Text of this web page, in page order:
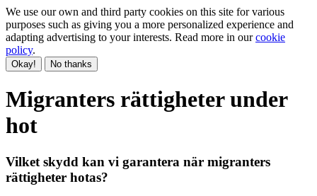
We use our own and third party cookies on this site for various
purposes such as giving you a more personalized experience and
adapting advertising to your interests. Read more in ourcookie
policy.
Okay! No thanks
Migranters rättigheter under
hot
Vilket skydd kan vi garantera när migranters
rättigheter hotas?